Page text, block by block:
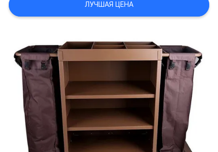
КАРТА
PRIVACY
POLICY
ЛУЧШАЯ ЦЕНА